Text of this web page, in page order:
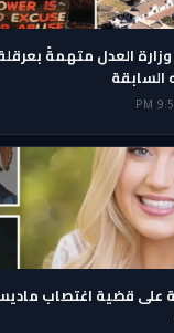
العدل متهمةً
السابقة
على قضية اغتصاب